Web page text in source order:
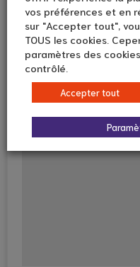
Le matin
L'après-midi
Votre message
vos préférences et en
sur "Accepter tout",
TOUS les cookies.
paramètres des
contrôlé.
Accepter tout